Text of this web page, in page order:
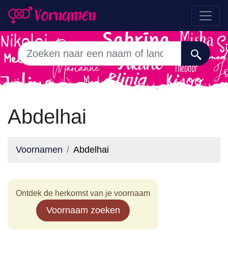
Abdelhai
Voornamen Abdelhai
Ontdek de herkomst van je voornaam
Voornaam zoeken